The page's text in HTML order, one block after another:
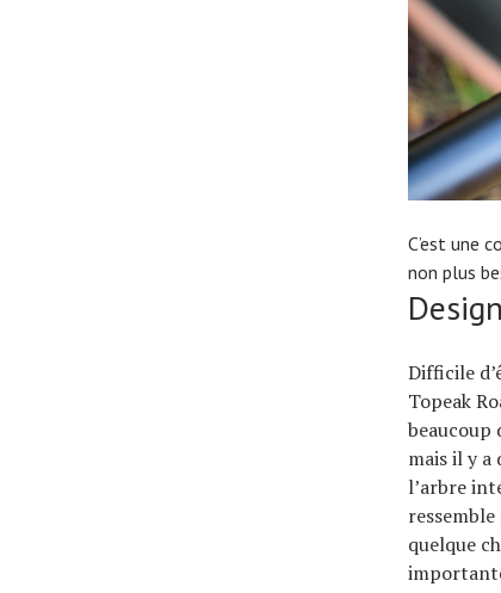
C’est une
non plus
Difficile
Topeak
beaucoup
mais il y a
l’arbre
quelque